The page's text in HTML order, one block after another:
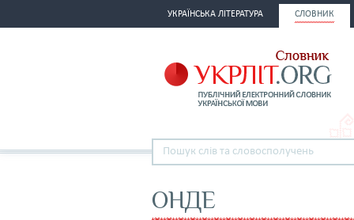
УКРАЇНСЬКА ЛІТЕРАТУРА СЛОВНИК
ОНДЕ